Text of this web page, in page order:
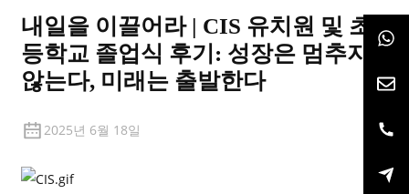
내일을 이끌어라 | CIS 유치원 및 초
등학교 졸업식 후기: 성장은 멈추지
않는다, 미래는 출발한다
2025년 6월 18일